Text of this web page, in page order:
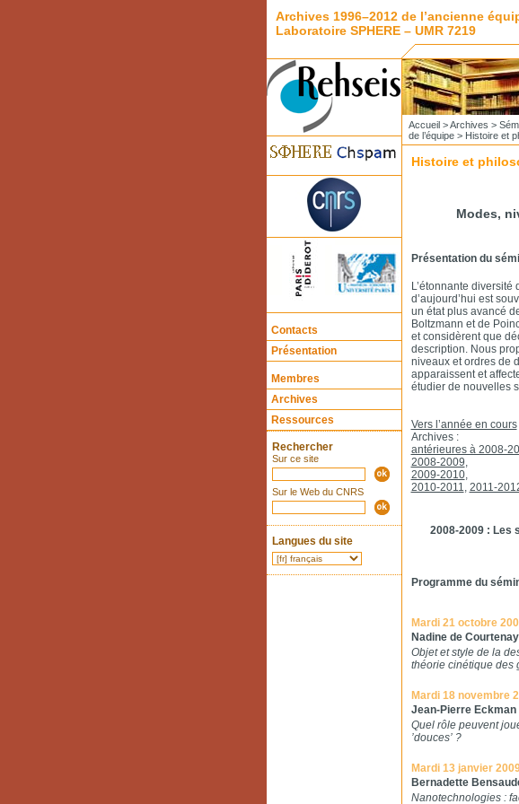
Archives 1996–2012 de l’ancienne
Laboratoire SPHERE – UMR 7219
Contacts
Présentation
Membres
Archives
Ressources
Rechercher
Sur ce site
Sur le Web du CNRS
Langues du site
Accueil>Archives >
de l’équipe> Histoire et
Histoire et
Modes,
Présentation du
L’étonnante
d’aujourd’hui est
un état plus avancé
Boltzmann et de
et considèrent que
description. Nous
niveaux et ordres de
apparaissent et
étudier de nouvelles
Vers l’année en cours
Archives :
antérieures à 2008-
2008-2009,
2009-2010,
2010-2011, 2011-
2008-2009 : Les
Programme du
Mardi 21 octobre
Nadine de Courtenay
Objet et style de la
théorie cinétique des
Mardi 18 novembre
Jean-Pierre Eckman
Quel rôle peuvent
’douces’ ?
Mardi 13 janvier
Bernadette
Nanotechnologies :